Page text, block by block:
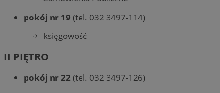
pokój nr 19 (tel. 032 3497-114)
księgowość
II PIĘTRO
pokój nr 22 (tel. 032 3497-126)